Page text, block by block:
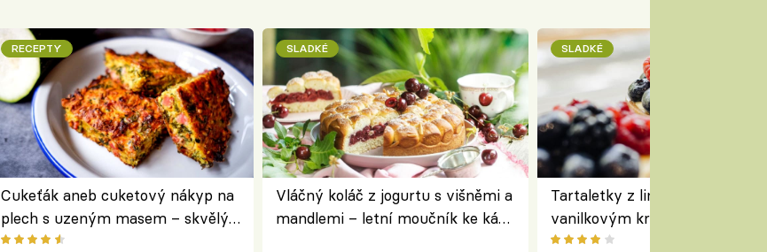
RECEPTY
Cukeťák aneb cuketový nákyp na
plech s uzeným masem – skvělý
způsob, jak zpracovat přerostlé
SLADKÉ
Vláčný koláč z jogurtu s višněmi a
mandlemi – letní moučník ke kávě
SLADKÉ
Tartaletky z lineckého těsta s
vanilkovým krémem a lesním
ovocem podle Bread Society